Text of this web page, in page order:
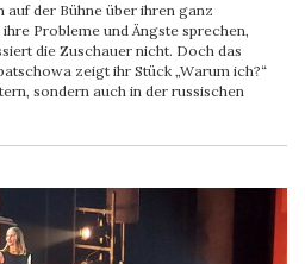
auf der Bühne über ihren ganz
Probleme und Ängste sprechen,
die Zuschauer nicht. Doch das
zeigt ihr Stück „Warum ich?“
sondern auch in der russischen